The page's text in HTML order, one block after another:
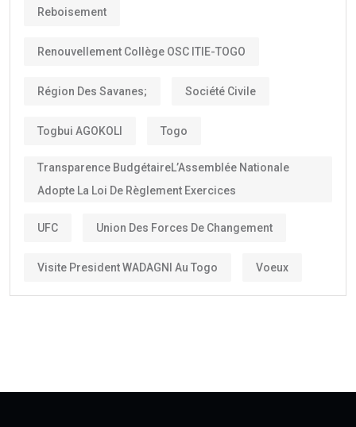
Reboisement
Renouvellement Collège OSC ITIE-TOGO
Région Des Savanes; Société Civile
Togbui AGOKOLI Togo
Transparence BudgétaireL’Assemblée Nationale
Adopte La Loi De Règlement Exercices
UFC Union Des Forces De Changement
Visite President WADAGNI Au Togo Voeux